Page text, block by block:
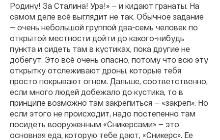
Родину! За Сталина! Ура!» — и кидают гранаты. На
самом деле всё выглядит не так. Обычное задание
— очень небольшой группой два-семь человек по
открытой местности дойти до какого-нибудь
пункта и сидеть там в кустиках, пока другие не
добегут. Это всё очень опасно, потому что всю эту
открытку отслеживают дроны, которые тебя
просто покрывают огнем. Дальше, соответственно,
если много людей добежало до кустика, то в
принципе возможно там закрепиться — «закреп». Но
если этого не происходит, надо постепенно там
посидеть вооруженным «Сникерсами» — это
основная еда, которую тебе дают, «Сникерс». Ее